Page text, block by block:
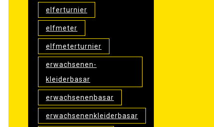
elferturnier
elfmeter
elfmeterturnier
erwachsenen-
kleiderbasar
erwachsenenbasar
erwachsenenkleiderbasar